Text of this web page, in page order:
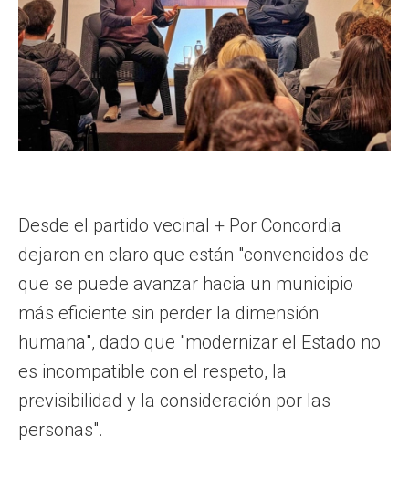
Desde el partido vecinal + Por Concordia
dejaron en claro que están "convencidos de
que se puede avanzar hacia un municipio
más eficiente sin perder la dimensión
humana", dado que "modernizar el Estado no
es incompatible con el respeto, la
previsibilidad y la consideración por las
personas".